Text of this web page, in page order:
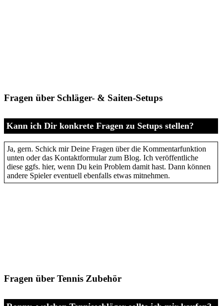
Fragen über Schläger- & Saiten-Setups
Kann ich Dir konkrete Fragen zu Setups stellen?
Ja, gern. Schick mir Deine Fragen über die Kommentarfunktion
unten oder das Kontaktformular zum Blog. Ich veröffentliche
diese ggfs. hier, wenn Du kein Problem damit hast. Dann können
andere Spieler eventuell ebenfalls etwas mitnehmen.
Fragen über Tennis Zubehör